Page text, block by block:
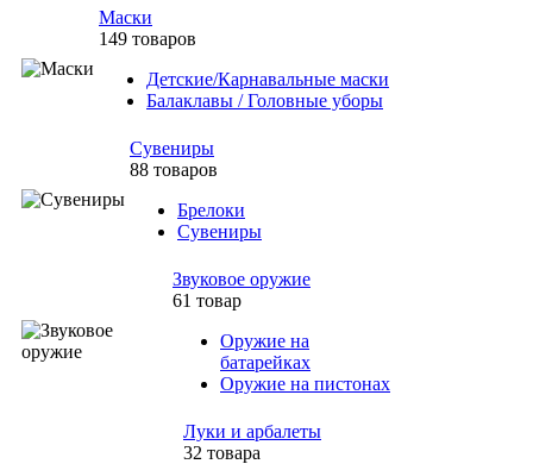
Маски
149 товаров
Детские/Карнавальные маски
Балаклавы / Головные уборы
Сувениры
88 товаров
Брелоки
Сувениры
Звуковое оружие
61 товар
Оружие на
батарейках
Оружие на пистонах
Луки и арбалеты
32 товара